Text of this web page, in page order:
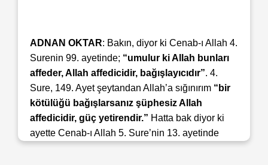
ADNAN OKTAR: Bakın, diyor ki Cenab-ı Allah 4.
Surenin 99. ayetinde; “umulur ki Allah bunları
affeder, Allah affedicidir, bağışlayıcıdır”. 4.
Sure, 149. Ayet şeytandan Allah’a sığınırım “bir
kötülüğü bağışlarsanız şüphesiz Allah
affedicidir, güç yetirendir.” Hatta bak diyor ki
ayette Cenab-ı Allah 5. Sure’nin 13. ayetinde